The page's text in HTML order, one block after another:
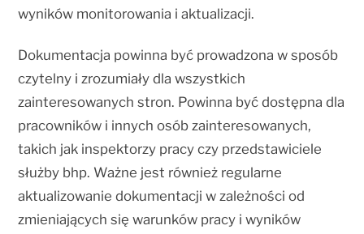
wyników monitorowania i aktualizacji.
Dokumentacja powinna być prowadzona w sposób
czytelny i zrozumiały dla wszystkich
zainteresowanych stron. Powinna być dostępna dla
pracowników i innych osób zainteresowanych,
takich jak inspektorzy pracy czy przedstawiciele
służby bhp. Ważne jest również regularne
aktualizowanie dokumentacji w zależności od
zmieniających się warunków pracy i wyników